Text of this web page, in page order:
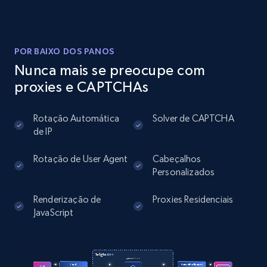
comments, Date posted, Likes, Photos, and
Instagram - Posts - Collects posts from a
specific URLs by using profile URL
comments, Date posted, Likes, Photos, and
more.
POR BAIXO DOS PANOS
Nunca mais se preocupe com
proxies e CAPTCHAs
Rotação Automática
de IP
Solver de CAPTCHA
Rotação de User Agent
Cabeçalhos
Personalizados
Renderização de
JavaScript
Proxies Residenciais